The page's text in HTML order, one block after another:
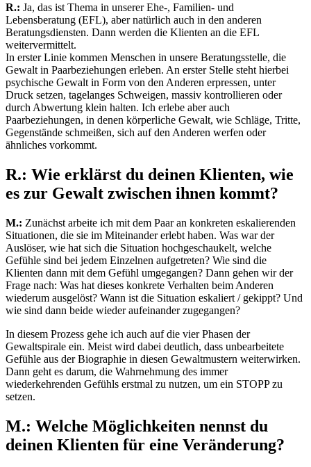
R.: Ja, das ist Thema in unserer Ehe-, Familien- und
Lebensberatung (EFL), aber natürlich auch in den anderen
Beratungsdiensten. Dann werden die Klienten an die EFL
weitervermittelt.
In erster Linie kommen Menschen in unsere Beratungsstelle, die
Gewalt in Paarbeziehungen erleben. An erster Stelle steht hierbei
psychische Gewalt in Form von den Anderen erpressen, unter
Druck setzen, tagelanges Schweigen, massiv kontrollieren oder
durch Abwertung klein halten. Ich erlebe aber auch
Paarbeziehungen, in denen körperliche Gewalt, wie Schläge, Tritte,
Gegenstände schmeißen, sich auf den Anderen werfen oder
ähnliches vorkommt.
R.: Wie erklärst du deinen Klienten, wie
es zur Gewalt zwischen ihnen kommt?
M.: Zunächst arbeite ich mit dem Paar an konkreten eskalierenden
Situationen, die sie im Miteinander erlebt haben. Was war der
Auslöser, wie hat sich die Situation hochgeschaukelt, welche
Gefühle sind bei jedem Einzelnen aufgetreten? Wie sind die
Klienten dann mit dem Gefühl umgegangen? Dann gehen wir der
Frage nach: Was hat dieses konkrete Verhalten beim Anderen
wiederum ausgelöst? Wann ist die Situation eskaliert / gekippt? Und
wie sind dann beide wieder aufeinander zugegangen?
In diesem Prozess gehe ich auch auf die vier Phasen der
Gewaltspirale ein. Meist wird dabei deutlich, dass unbearbeitete
Gefühle aus der Biographie in diesen Gewaltmustern weiterwirken.
Dann geht es darum, die Wahrnehmung des immer
wiederkehrenden Gefühls erstmal zu nutzen, um ein STOPP zu
setzen.
M.: Welche Möglichkeiten nennst du
deinen Klienten für eine Veränderung?